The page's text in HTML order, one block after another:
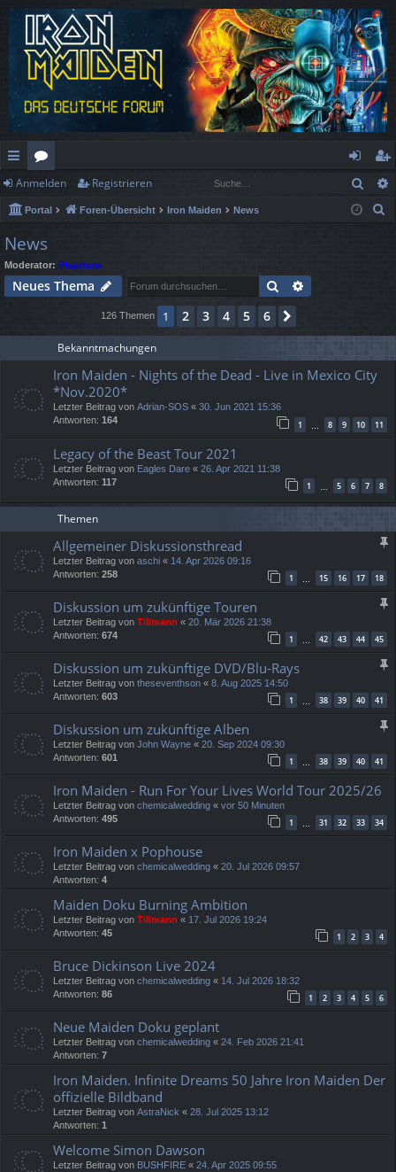
ch
ne
llz
ug
rif
or
en
n
m
eg
ist
Anmelden Registrieren
Portal Foren-Übersicht Iron Maiden News
News
Moderator: Phantom
Neues Thema Suche
126 Themen 1 2 3 4 5 6
Bekanntmachungen
Iron Maiden - Nights of the Dead - Live in Mexico City
*Nov.2020*
Letzter Beitrag von Adrian-SOS « 30. Jun 2021 15:36
Antworten: 164 1 8 9 10 11
Legacy of the Beast Tour 2021
Letzter Beitrag von Eagles Dare « 26. Apr 2021 11:38
Antworten: 117 1 5 6 7 8
Themen
Allgemeiner Diskussionsthread
Letzter Beitrag von aschi « 14. Apr 2026 09:16
Antworten: 258 1 15 16 17 18
Diskussion um zukünftige Touren
Letzter Beitrag von Tillmann « 20. Mär 2026 21:38
Antworten: 674 1 42 43 44 45
Diskussion um zukünftige DVD/Blu-Rays
Letzter Beitrag von theseventhson « 8. Aug 2025 14:50
Antworten: 603 1 38 39 40 41
Diskussion um zukünftige Alben
Letzter Beitrag von John Wayne « 20. Sep 2024 09:30
Antworten: 601 1 … 38 39 40 41
Iron Maiden - Run For Your Lives World Tour 2025/26
Letzter Beitrag von chemicalwedding « vor 50 Minuten
Antworten: 495 1 … 31 32 33 34
Iron Maiden x Pophouse
Letzter Beitrag von chemicalwedding « 20. Jul 2026 09:57
Antworten: 4
Maiden Doku Burning Ambition
Letzter Beitrag von Tillmann « 17. Jul 2026 19:24
Antworten: 45 1 2 3 4
Bruce Dickinson Live 2024
Letzter Beitrag von chemicalwedding « 14. Jul 2026 18:32
Antworten: 86 1 2 3 4 5 6
Neue Maiden Doku geplant
Letzter Beitrag von chemicalwedding « 24. Feb 2026 21:41
Antworten: 7
Iron Maiden. Infinite Dreams 50 Jahre Iron Maiden Der
offizielle Bildband
Letzter Beitrag von AstraNick « 28. Jul 2025 13:12
Antworten: 1
Welcome Simon Dawson
Letzter Beitrag von BUSHFIRE « 24. Apr 2025 09:55